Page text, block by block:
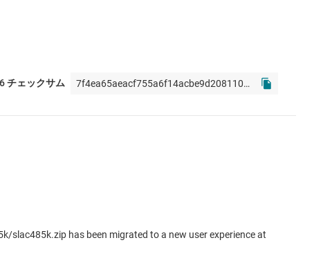
チェックサム
has been migrated to a new user experience at